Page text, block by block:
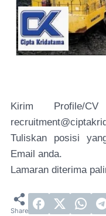
Kirim Profile/
Tuliskan posisi
Email anda.
Lamaran diterima